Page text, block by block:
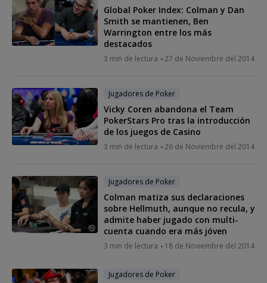
Global Poker Index: Colman y Dan
Smith se mantienen, Ben
Warrington entre los más
destacados
3 min de lectura 27 de Noviembre del 2014
Jugadores de Poker
Vicky Coren abandona el Team
PokerStars Pro tras la introducción
de los juegos de Casino
3 min de lectura 26 de Noviembre del 2014
Jugadores de Poker
Colman matiza sus declaraciones
sobre Hellmuth, aunque no recula, y
admite haber jugado con multi-
cuenta cuando era más jóven
3 min de lectura 18 de Noviembre del 2014
Jugadores de Poker